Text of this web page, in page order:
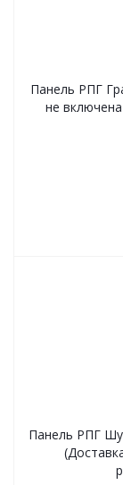
Панель РПГ
не
Панель РПГ